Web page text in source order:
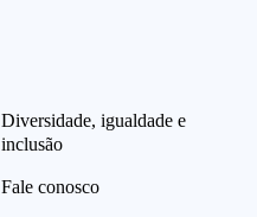
Diversidade, igualdade e
inclusão
Fale conosco